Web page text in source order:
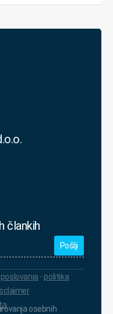
člankih
osebnih
poslovanja - politika